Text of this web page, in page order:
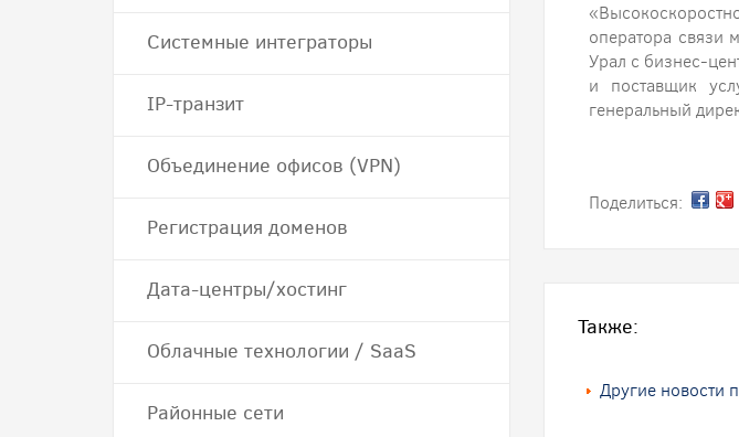
оператора связи
Урал с бизнес-
и поставщик
генеральный
Поделиться:
Также:
Другие новости
Системные интеграторы
IP-транзит
Объединение офисов (VPN)
Регистрация доменов
Дата-центры/хостинг
Облачные технологии / SaaS
Районные сети